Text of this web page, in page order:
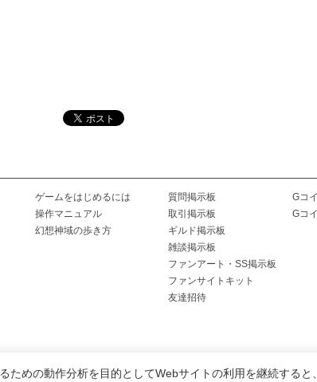
ための動作分析を目的としてWebサイトの利用を継続すると
ゲームをはじめるには
操作マニュアル
幻想神域の歩き方
質問掲示板
取引掲示板
ギルド掲示板
雑談掲示板
ファンアート・SS掲示板
ファンサイトキット
友達招待
Gコ
Gコ